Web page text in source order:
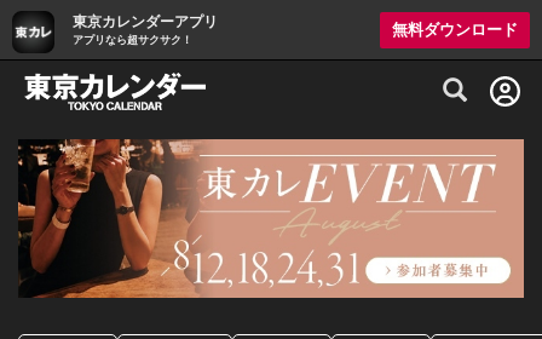
東京カレンダーアプリ
アプリなら超サクサク！
無料ダウンロード
グルメ情報・プレミアムレストラン予約